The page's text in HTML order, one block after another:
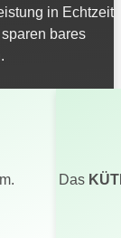
in Echtzeit
bares
Das